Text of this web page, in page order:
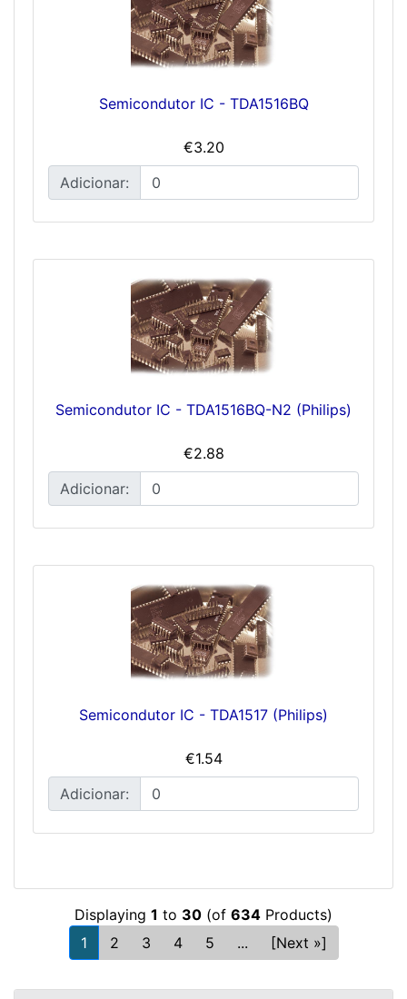
Semicondutor IC - TDA1516BQ
€3.20
Adicionar:
Semicondutor IC - TDA1516BQ-N2 (Philips)
€2.88
Adicionar:
Semicondutor IC - TDA1517 (Philips)
€1.54
Adicionar:
Displaying 1 to 30 (of 634 Products)
1
2 3 4 5 ... [Next »]